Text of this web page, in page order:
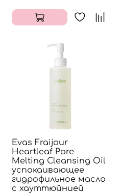
Evas Fraijour
Heartleaf Pore
Melting Cleansing Oil
успокаивающее
гидрофильное масло
с хауттюйнией